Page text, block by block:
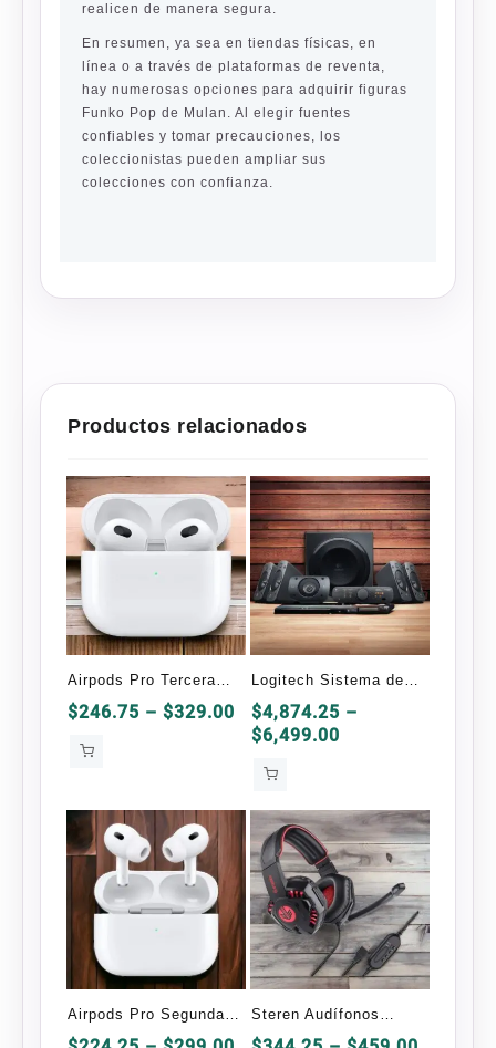
realicen de manera segura.
En resumen, ya sea en tiendas físicas, en
línea o a través de plataformas de reventa,
hay numerosas opciones para adquirir figuras
Funko Pop de Mulan. Al elegir fuentes
confiables y tomar precauciones, los
coleccionistas pueden ampliar sus
colecciones con confianza.
Productos relacionados
Airpods Pro Tercera
Generación OEM
$246.75 – $329.00 Price
range:
through
Logitech Sistema de
Bocinas con Subwoofer
Z906, 5.1, 500W RMS,
$4,874.25 –
$6,499.00
$6,499.00
Airpods Pro Segunda
Generación OEM
Steren Audífonos
Gamer AUD-555